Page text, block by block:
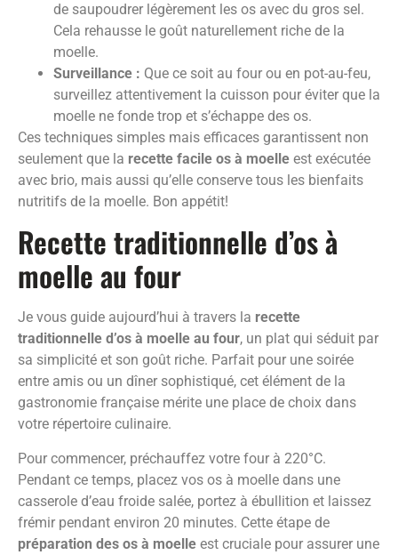
de saupoudrer légèrement les os avec du gros sel.
Cela rehausse le goût naturellement riche de la
moelle.
Surveillance : Que ce soit au four ou en pot-au-feu,
surveillez attentivement la cuisson pour éviter que la
moelle ne fonde trop et s’échappe des os.
Ces techniques simples mais efficaces garantissent non
seulement que la recette facile os à moelle est exécutée
avec brio, mais aussi qu’elle conserve tous les bienfaits
nutritifs de la moelle. Bon appétit!
Recette traditionnelle d’os à
moelle au four
Je vous guide aujourd’hui à travers la recette
traditionnelle d’os à moelle au four, un plat qui séduit par
sa simplicité et son goût riche. Parfait pour une soirée
entre amis ou un dîner sophistiqué, cet élément de la
gastronomie française mérite une place de choix dans
votre répertoire culinaire.
Pour commencer, préchauffez votre four à 220°C.
Pendant ce temps, placez vos os à moelle dans une
casserole d’eau froide salée, portez à ébullition et laissez
frémir pendant environ 20 minutes. Cette étape de
préparation des os à moelle est cruciale pour assurer une